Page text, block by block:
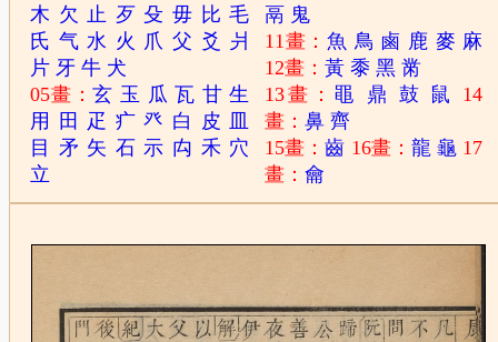
木 欠 止 歹 殳 毋 比 毛
氏 气 水 火 爪 父 爻 爿
片 牙 牛 犬
05畫：玄 玉 瓜 瓦 甘 生
用
田 疋 疒 癶 白 皮
目
矛 矢 石 示 禸 禾 穴
立
鬲 鬼
11畫：魚 鳥 鹵 鹿 麥 麻
12畫：黃 黍 黑 黹
13畫： 黽 鼎 鼓 鼠
14
畫：鼻 齊
15畫：齒 16畫： 龍 龜 17
畫：龠